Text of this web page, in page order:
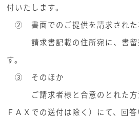
付いたします。
② 書面でのご提供を請求された
請求書記載の住所宛に、書留
す。
③ そのほか
ご請求者様と合意のとれた方
ＦＡＸでの送付は除く）にて、回答